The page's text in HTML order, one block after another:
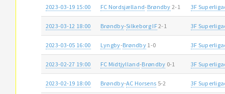
2023-03-19 15:00 FC Nordsjælland-Brøndby 2-1 3F
2023-03-12 18:00 Brøndby-Silkeborg IF2-1 3F
2023-03-05 16:00 Lyngby-Brøndby 1-0 3F
2023-02-27 19:00 FC Midtjylland-Brøndby 0-1 3F
2023-02-19 18:00 Brøndby-AC Horsens 5-2 3F